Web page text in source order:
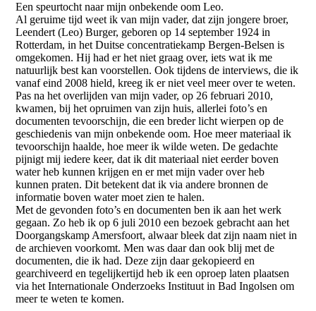
Een speurtocht naar mijn onbekende oom Leo.
Al geruime tijd weet ik van mijn vader, dat zijn jongere broer,
Leendert (Leo) Burger, geboren op 14 september 1924 in
Rotterdam, in het Duitse concentratiekamp Bergen-Belsen is
omgekomen. Hij had er het niet graag over, iets wat ik me
natuurlijk best kan voorstellen. Ook tijdens de interviews, die ik
vanaf eind 2008 hield, kreeg ik er niet veel meer over te weten.
Pas na het overlijden van mijn vader, op 26 februari 2010,
kwamen, bij het opruimen van zijn huis, allerlei foto’s en
documenten tevoorschijn, die een breder licht wierpen op de
geschiedenis van mijn onbekende oom. Hoe meer materiaal ik
tevoorschijn haalde, hoe meer ik wilde weten. De gedachte
pijnigt mij iedere keer, dat ik dit materiaal niet eerder boven
water heb kunnen krijgen en er met mijn vader over heb
kunnen praten. Dit betekent dat ik via andere bronnen de
informatie boven water moet zien te halen.
Met de gevonden foto’s en documenten ben ik aan het werk
gegaan. Zo heb ik op 6 juli 2010 een bezoek gebracht aan het
Doorgangskamp Amersfoort, alwaar bleek dat zijn naam niet in
de archieven voorkomt. Men was daar dan ook blij met de
documenten, die ik had. Deze zijn daar gekopieerd en
gearchiveerd en tegelijkertijd heb ik een oproep laten plaatsen
via het Internationale Onderzoeks Instituut in Bad Ingolsen om
meer te weten te komen.